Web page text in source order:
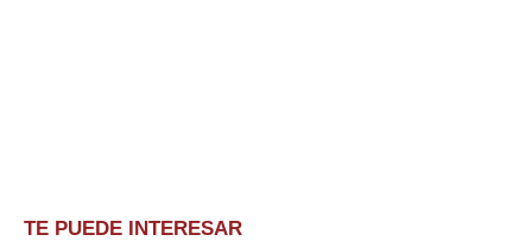
TE PUEDE INTERESAR